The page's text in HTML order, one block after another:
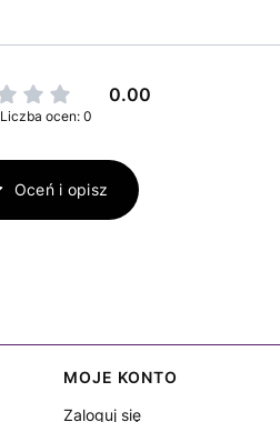
0.00
Liczba ocen: 0
Oceń i opisz
MOJE KONTO
Zaloguj się